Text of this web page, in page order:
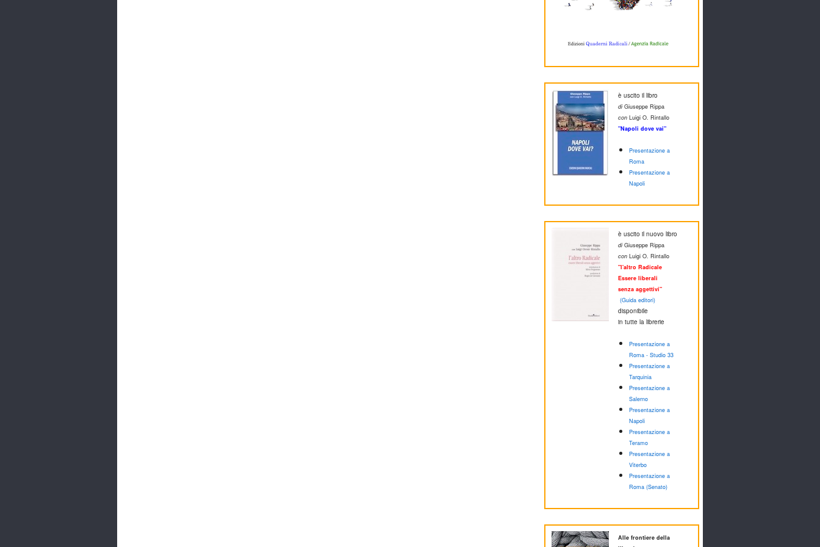
è uscito il libro
diGiuseppe Rippa
con Luigi O. Rintallo
"Napoli dove vai"
Presentazione a
Roma
Presentazione a
Napoli
è uscito il nuovo libro
diGiuseppe Rippa
con Luigi O. Rintallo
"l'altro Radicale
Essere liberali
senza aggettivi"
(Guida editori)
disponibile
in tutte la librerie
Presentazione a
Roma - Studio 33
Presentazione a
Tarquinia
Presentazione a
Salerno
Presentazione a
Napoli
Presentazione a
Teramo
Presentazione a
Viterbo
Presentazione a
Roma (Senato)
Alle frontiere della